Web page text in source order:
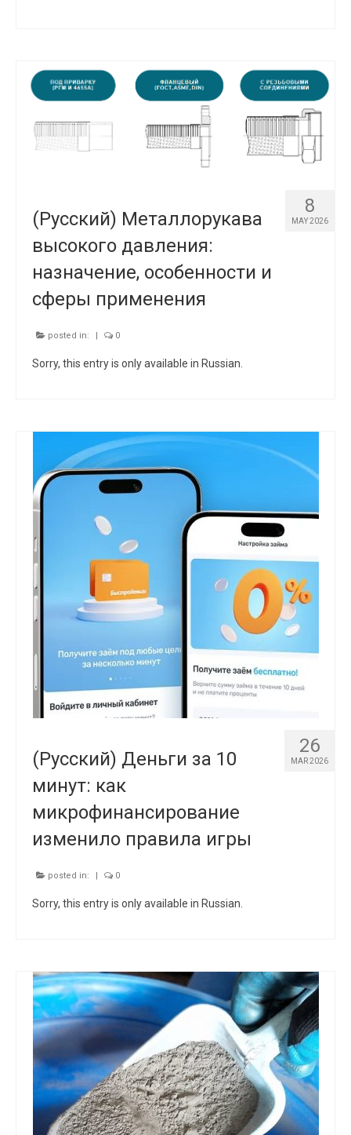
8
MAY 2026
(Русский) Металлорукава
высокого давления:
назначение, особенности и
сферы применения
posted in: | 0
Sorry, this entry is only available in Russian.
26
MAR 2026
(Русский) Деньги за 10
минут: как
микрофинансирование
изменило правила игры
posted in: | 0
Sorry, this entry is only available in Russian.